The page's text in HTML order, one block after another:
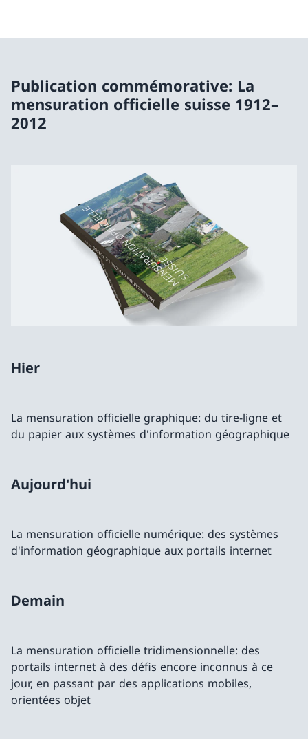
Publication commémorative: La
mensuration officielle suisse 1912–
2012
Hier
La mensuration officielle graphique: du tire-ligne et
du papier aux systèmes d'information géographique
Aujourd'hui
La mensuration officielle numérique: des systèmes
d'information géographique aux portails internet
Demain
La mensuration officielle tridimensionnelle: des
portails internet à des défis encore inconnus à ce
jour, en passant par des applications mobiles,
orientées objet